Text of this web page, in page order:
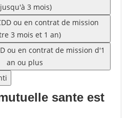
3 mois)
ou en contrat de mission
3 mois et 1 an)
ou en contrat de mission d'1
an ou plus
sante est